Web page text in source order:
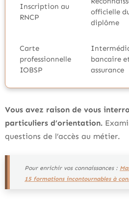
Inscription au
RNCP
officielle
diplôme
Carte
professionnelle
IOBSP
bancaire
assurance
Vous avez raison de vous
particuliers d’orientation.
questions de l’accès au métier.
Pour enrichir vos connaissances :
15 formations incontournables à